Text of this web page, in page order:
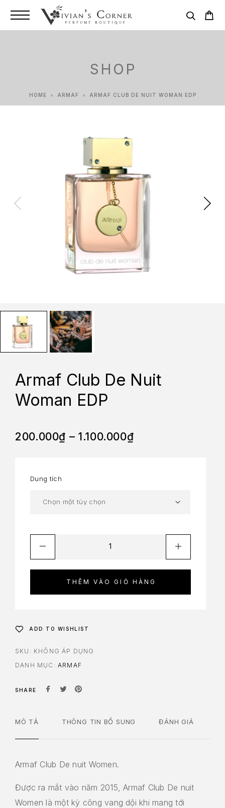
SHOP
HOME ARMAF ARMAF CLUB DE NUIT WOMAN EDP
Armaf Club De Nuit
Woman EDP
200.000₫ – 1.100.000₫
Dung tích
THÊM VÀO GIỎ HÀNG
ADD TO WISHLIST
SKU: KHÔNG ÁP DỤNG
DANH MỤC: ARMAF
SHARE
MÔ TẢ THÔNG TIN BỔ SUNG ĐÁNH GIÁ
Armaf Club De nuit Women.
Được ra mắt vào năm 2015, Armaf Club De nuit
Women là một kỳ công vang dội khi mang tới